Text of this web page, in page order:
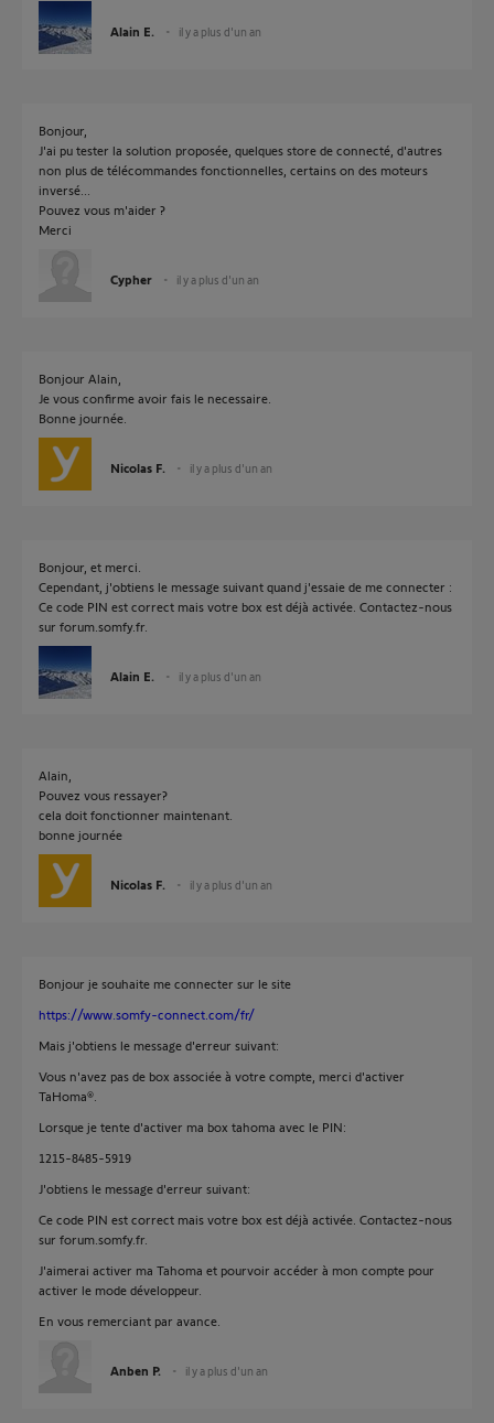
Alain E. il y a plus d'un an
Bonjour,
J'ai pu tester la solution proposée, quelques store de connecté, d'autres
non plus de télécommandes fonctionnelles, certains on des moteurs
inversé...
Pouvez vous m'aider ?
Merci
Cypher il y a plus d'un an
Bonjour Alain,
Je vous confirme avoir fais le necessaire.
Bonne journée.
Nicolas F. il y a plus d'un an
Bonjour, et merci.
Cependant, j'obtiens le message suivant quand j'essaie de me connecter :
Ce code PIN est correct mais votre box est déjà activée. Contactez-nous
sur forum.somfy.fr.
Alain E. il y a plus d'un an
Alain,
Pouvez vous ressayer?
cela doit fonctionner maintenant.
bonne journée
Nicolas F. il y a plus d'un an
Bonjour je souhaite me connecter sur le site
https://www.somfy-connect.com/fr/
Mais j'obtiens le message d'erreur suivant:
Vous n'avez pas de box associée à votre compte, merci d'activer
TaHoma®.
Lorsque je tente d'activer ma box tahoma avec le PIN:
1215-8485-5919
J'obtiens le message d'erreur suivant:
Ce code PIN est correct mais votre box est déjà activée. Contactez-nous
sur forum.somfy.fr.
J'aimerai activer ma Tahoma et pourvoir accéder à mon compte pour
activer le mode développeur.
En vous remerciant par avance.
Anben P. il y a plus d'un an